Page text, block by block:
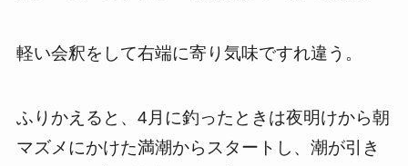
軽い会釈をして右端に寄り気味ですれ違う。
ふりかえると、4月に釣ったときは夜明けから朝
マズメにかけた満潮からスタートし、潮が引き